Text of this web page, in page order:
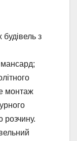
з
мансард;
монтаж
розчину.